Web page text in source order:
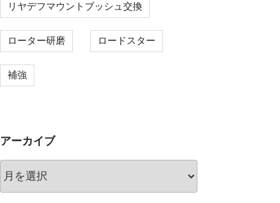
リヤデフマウントブッシュ交換
ローター研磨 ロードスター
補強
アーカイブ
ー